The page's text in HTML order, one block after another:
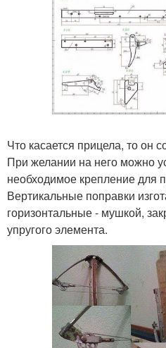
Что касается прицела, то он
При желании на него можно
необходимое крепление для
Вертикальные поправки
горизонтальные - мушкой,
упругого элемента.